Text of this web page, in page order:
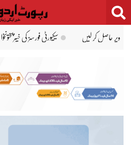
Skip
to
کسی وزیر کے بیان سے حکومتیں نہیں